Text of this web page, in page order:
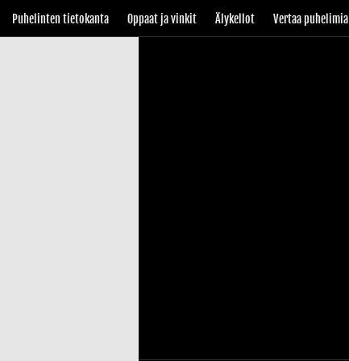
Puhelinten tietokanta Oppaat ja vinkit Älykellot Vertaa puhelimia